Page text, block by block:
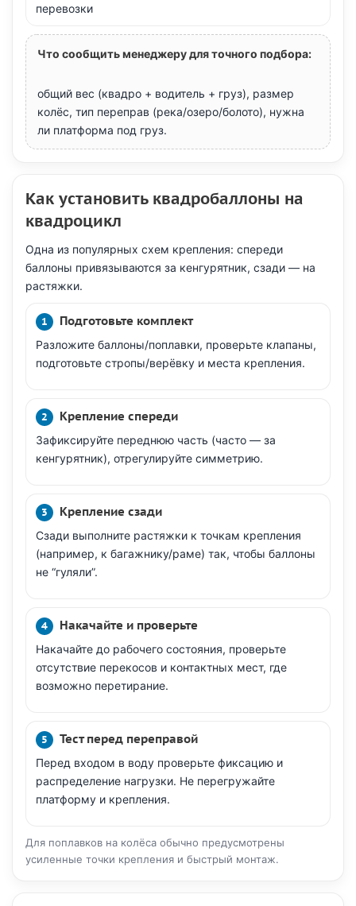
перевозки
Что сообщить менеджеру для точного подбора:
общий вес (квадро + водитель + груз), размер
колёс, тип переправ (река/озеро/болото), нужна
ли платформа под груз.
Как установить квадробаллоны на
квадроцикл
Одна из популярных схем крепления: спереди
баллоны привязываются за кенгурятник, сзади — на
растяжки.
Подготовьте комплект
Разложите баллоны/поплавки, проверьте клапаны,
подготовьте стропы/верёвку и места крепления.
Крепление спереди
Зафиксируйте переднюю часть (часто — за
кенгурятник), отрегулируйте симметрию.
Крепление сзади
Сзади выполните растяжки к точкам крепления
(например, к багажнику/раме) так, чтобы баллоны
не “гуляли”.
Накачайте и проверьте
Накачайте до рабочего состояния, проверьте
отсутствие перекосов и контактных мест, где
возможно перетирание.
Тест перед переправой
Перед входом в воду проверьте фиксацию и
распределение нагрузки. Не перегружайте
платформу и крепления.
Для поплавков на колёса обычно предусмотрены
усиленные точки крепления и быстрый монтаж.